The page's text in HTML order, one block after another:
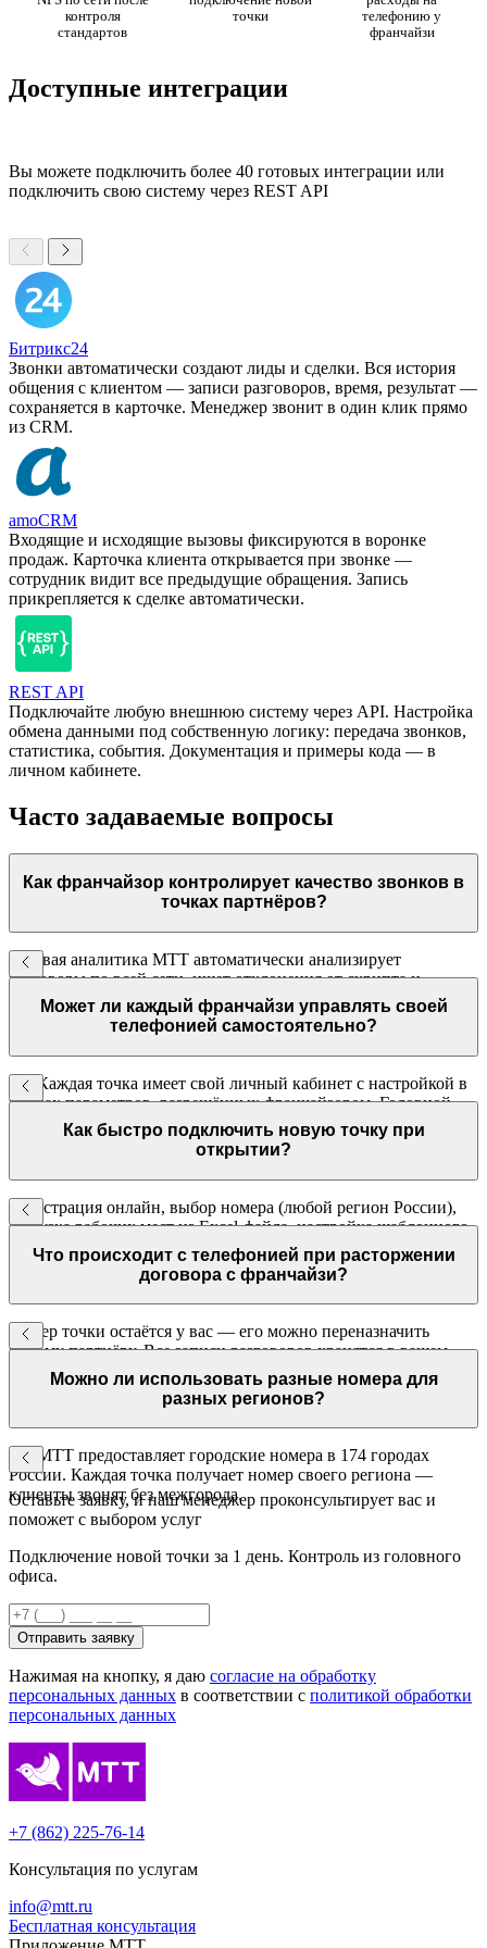
контроля
стандартов
точки
телефонию у
франчайзи
Доступные интеграции
Вы можете подключить более 40 готовых интеграции или
подключить свою систему через REST API
Битрикс24
Звонки автоматически создают лиды и сделки. Вся история
общения с клиентом — записи разговоров, время, результат —
сохраняется в карточке. Менеджер звонит в один клик прямо
из CRM.
amoCRM
Входящие и исходящие вызовы фиксируются в воронке
продаж. Карточка клиента открывается при звонке —
сотрудник видит все предыдущие обращения. Запись
прикрепляется к сделке автоматически.
REST API
Подключайте любую внешнюю систему через API. Настройка
обмена данными под собственную логику: передача звонков,
статистика, события. Документация и примеры кода — в
личном кабинете.
Часто задаваемые вопросы
Как франчайзор контролирует качество звонков в
точках партнёров?
Речевая аналитика МТТ автоматически анализирует
разговоры по всей сети, ищет отклонения от скрипта и
формирует рейтинг точек. Франчайзор видит сводный отчёт
без прослушивания звонков.
Может ли каждый франчайзи управлять своей
телефонией самостоятельно?
Да. Каждая точка имеет свой личный кабинет с настройкой в
рамках параметров, разрешённых франчайзором. Головной
офис видит всю сеть в одном дашборде.
Как быстро подключить новую точку при
открытии?
Регистрация онлайн, выбор номера (любой регион России),
загрузка рабочих мест из Excel-файла, настройка шаблонного
IVR. Всё занимает один рабочий день.
Что происходит с телефонией при расторжении
договора с франчайзи?
Номер точки остаётся у вас — его можно переназначить
новому партнёру. Все записи разговоров хранятся в вашем
личном кабинете и доступны в любое время.
Можно ли использовать разные номера для
разных регионов?
Да. МТТ предоставляет городские номера в 174 городах
России. Каждая точка получает номер своего региона —
клиенты звонят без межгорода.
Оставьте заявку, и наш менеджер проконсультирует вас и
поможет с выбором услуг
Подключение новой точки за 1 день. Контроль из головного
офиса.
Отправить заявку
Нажимая на кнопку, я даю согласие на обработку
персональных данных в соответствии с политикой обработки
персональных данных
+7 (862) 225-76-14
Консультация по услугам
info@mtt.ru
Бесплатная консультация